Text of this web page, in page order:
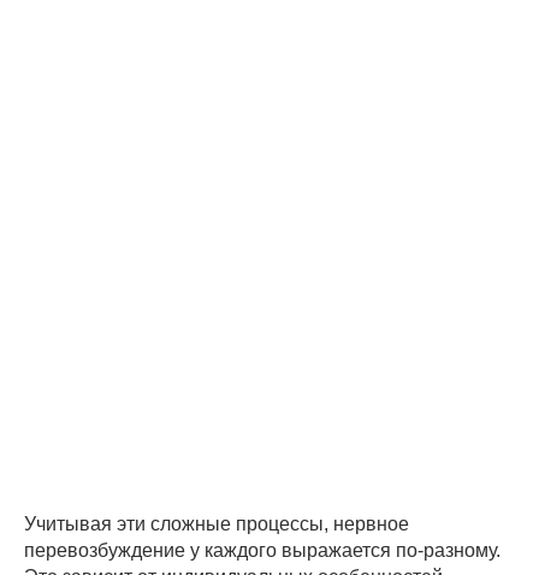
Учитывая эти сложные процессы, нервное
перевозбуждение у каждого выражается по-разному.